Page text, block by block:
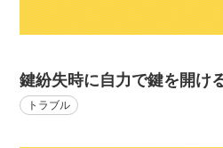
鍵紛失時に自力で鍵を開け
トラブル